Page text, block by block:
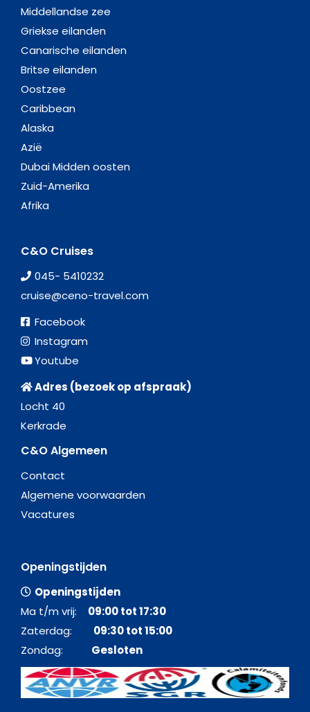
Middellandse zee
Griekse eilanden
Canarische eilanden
Britse eilanden
Oostzee
Caribbean
Alaska
Azië
Dubai Midden oosten
Zuid-Amerika
Afrika
C&O Cruises
045- 5410232
cruise@ceno-travel.com
Facebook
Instagram
Youtube
Adres (bezoek op afspraak)
Locht 40
Kerkrade
C&O Algemeen
Contact
Algemene voorwaarden
Vacatures
Openingstijden
Openingstijden
Ma t/m vrij: 09:00 tot 17:30
Zaterdag: 09:30 tot 15:00
Zondag: Gesloten